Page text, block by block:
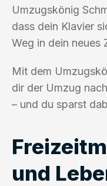
Umzugskönig
dass dein Klavier
Weg in dein neues
Mit dem
dir der Umzug
– und du sparst
und